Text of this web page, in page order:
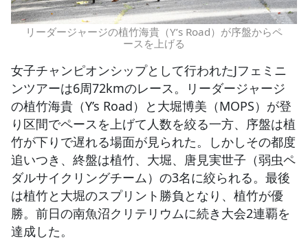
リーダージャージの植竹海貴（Y’s Road）が序盤からペ
ースを上げる
女子チャンピオンシップとして行われたJフェミニ
ンツアーは6周72kmのレース。リーダージャージ
の植竹海貴（Y’s Road）と大堀博美（MOPS）が登
り区間でペースを上げて人数を絞る一方、序盤は植
竹が下りで遅れる場面が見られた。しかしその都度
追いつき、終盤は植竹、大堀、唐見実世子（弱虫ペ
ダルサイクリングチーム）の3名に絞られる。最後
は植竹と大堀のスプリント勝負となり、植竹が優
勝。前日の南魚沼クリテリウムに続き大会2連覇を
達成した。